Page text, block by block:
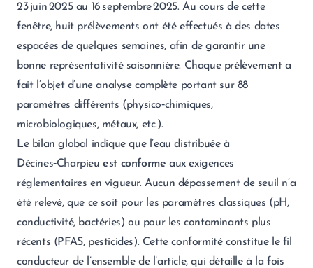
23 juin 2025 au 16 septembre 2025. Au cours de cette
fenêtre, huit prélèvements ont été effectués à des dates
espacées de quelques semaines, afin de garantir une
bonne représentativité saisonnière. Chaque prélèvement a
fait l’objet d’une analyse complète portant sur 88
paramètres différents (physico‑chimiques,
microbiologiques, métaux, etc.).
Le bilan global indique que l’eau distribuée à
Décines‑Charpieuest conforme aux exigences
réglementaires en vigueur. Aucun dépassement de seuil n’a
été relevé, que ce soit pour les paramètres classiques (pH,
conductivité, bactéries) ou pour les contaminants plus
récents (PFAS, pesticides). Cette conformité constitue le fil
conducteur de l’ensemble de l’article, qui détaille à la fois